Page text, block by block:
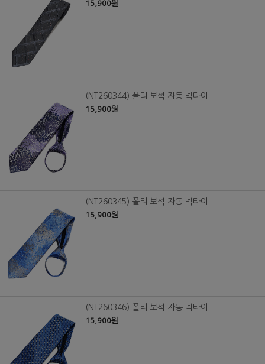
15,900원
(NT260344) 폴리 보석 자동 넥타이
15,900원
(NT260345) 폴리 보석 자동 넥타이
15,900원
(NT260346) 폴리 보석 자동 넥타이
15,900원